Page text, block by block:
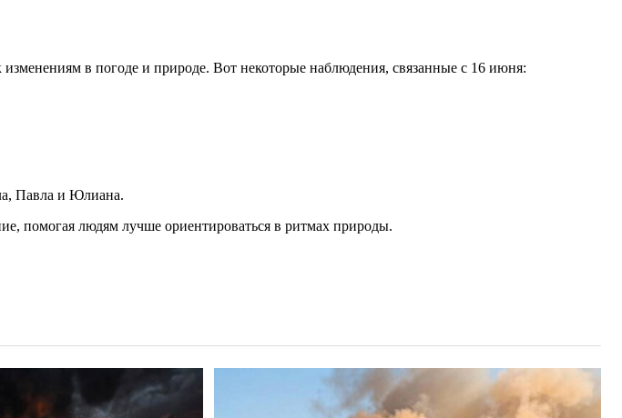
в погоде и природе. Вот некоторые наблюдения, связанные с 16 июня:
Павла и Юлиана.
помогая людям лучше ориентироваться в ритмах природы.